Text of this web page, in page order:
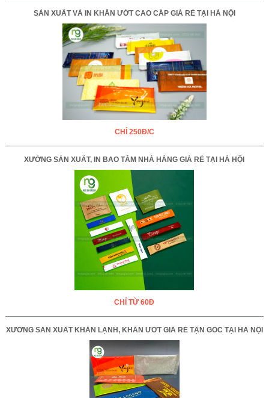
SẢN XUẤT VÀ IN KHĂN ƯỚT CAO CẤP GIÁ RẺ TẠI HÀ NỘI
CHỈ 250Đ/C
XƯỞNG SẢN XUẤT, IN BAO TĂM NHÀ HÀNG GIÁ RẺ TẠI HÀ HỘI
CHỈ TỪ 60Đ
XƯỞNG SẢN XUẤT KHĂN LẠNH, KHĂN ƯỚT GIÁ RẺ TẬN GỐC TẠI HÀ NỘI